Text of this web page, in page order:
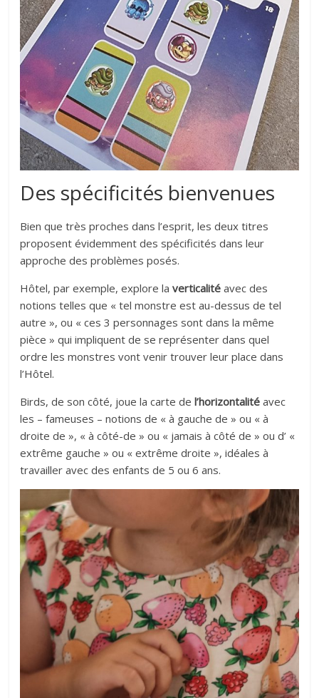
Des spécificités bienvenues
Bien que très proches dans l’esprit, les deux titres
proposent évidemment des spécificités dans leur
approche des problèmes posés.
Hôtel, par exemple, explore laverticalité avec des
notions telles que « tel monstre est au-dessus de tel
autre », ou « ces 3 personnages sont dans la même
pièce » qui impliquent de se représenter dans quel
ordre les monstres vont venir trouver leur place dans
l’Hôtel.
Birds, de son côté, joue la carte del’horizontalité avec
les – fameuses – notions de « à gauche de » ou « à
droite de », « à côté-de » ou « jamais à côté de » ou d’ «
extrême gauche » ou « extrême droite », idéales à
travailler avec des enfants de 5 ou 6 ans.